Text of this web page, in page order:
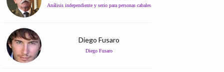
Análisis independiente y serio para personas cabales
Diego Fusaro
Diego Fusaro